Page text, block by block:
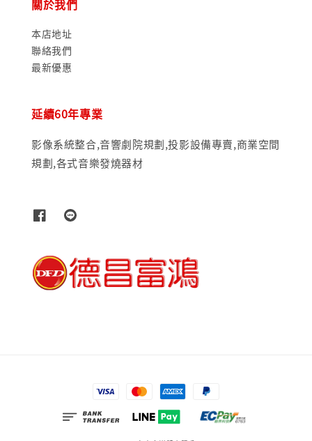
關於我們
本店地址
聯絡我們
最新優惠
延續60年專業
影像系統整合,音響劇院規劃,投影設備專賣,商業空間
規劃,各式音樂發燒器材